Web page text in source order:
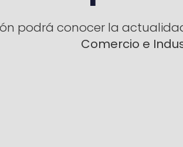
podrá conocer la
Comercio e